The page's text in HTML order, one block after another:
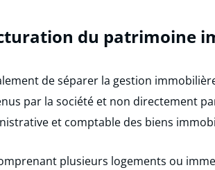
du patrimoine
de séparer la gestion
par la société et non directement
et comptable des biens
plusieurs logements ou